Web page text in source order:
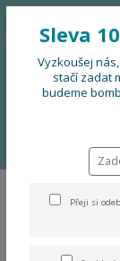
jarní/podzimní -
XL
jarní/
Sleva
Vyzkoušej
stačí zadat
budeme
Přeji si